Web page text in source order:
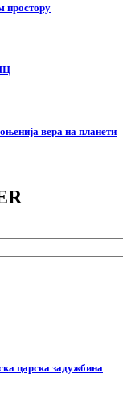
простору
вера на планети
царска задужбина